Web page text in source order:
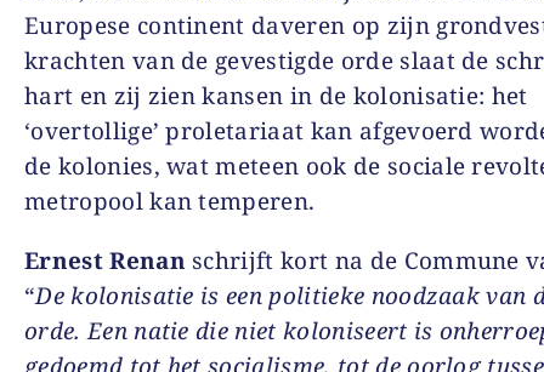
Europese continent daveren op zijn
krachten van de gevestigde orde slaat de
hart en zij zien kansen in de kolonisatie: het
‘overtollige’ proletariaat kan afgevoerd
de kolonies, wat meteen ook de sociale
metropool kan temperen.
Ernest Renan schrijft kort na de Commune
“De kolonisatie is een politieke noodzaak van
orde. Een natie die niet koloniseert is